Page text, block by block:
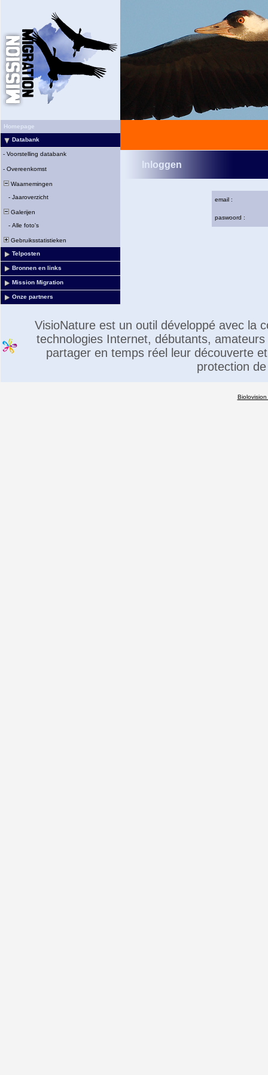
Homepage
Databank
- Voorstelling databank
- Overeenkomst
Waarnemingen
- Jaaroverzicht
Galerijen
- Alle foto's
Gebruiksstatistieken
Telposten
Bronnen en links
Mission Migration
Onze partners
Inloggen
email :
paswoord :
VisioNature est un outil développé avec la
technologies Internet, débutants,
partager en temps réel leur découverte
protection
Biolovision